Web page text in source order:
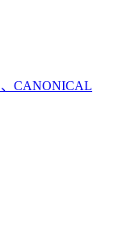
CANONICAL